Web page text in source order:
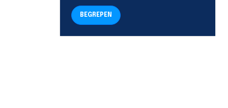
BEGREPEN